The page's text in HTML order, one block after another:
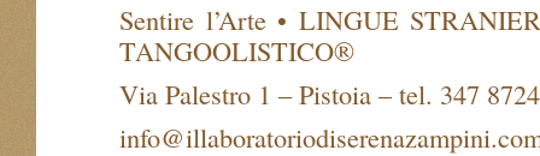
Sentire l’Arte • LINGUE
TANGOOLISTICO®
Via Palestro 1 – Pistoia – tel. 347